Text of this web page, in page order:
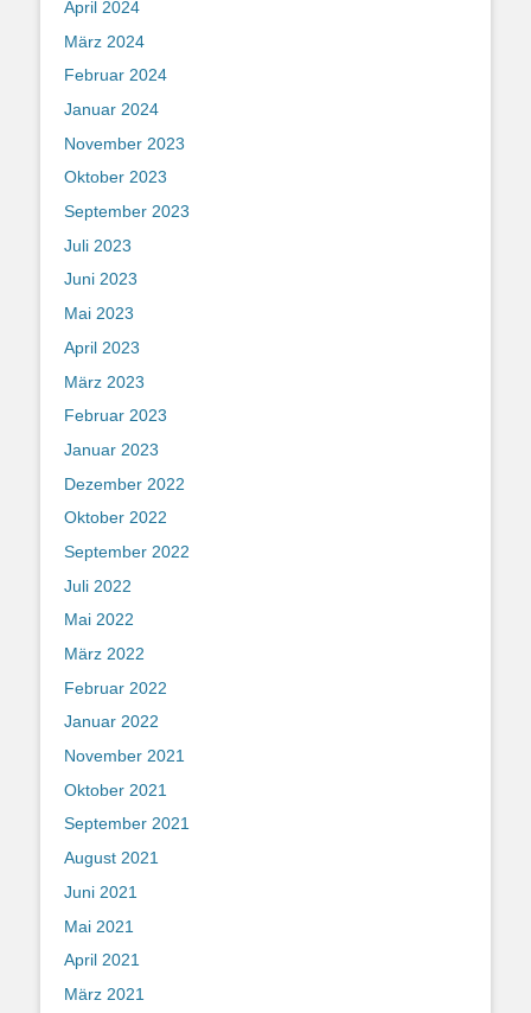
April 2024
März 2024
Februar 2024
Januar 2024
November 2023
Oktober 2023
September 2023
Juli 2023
Juni 2023
Mai 2023
April 2023
März 2023
Februar 2023
Januar 2023
Dezember 2022
Oktober 2022
September 2022
Juli 2022
Mai 2022
März 2022
Februar 2022
Januar 2022
November 2021
Oktober 2021
September 2021
August 2021
Juni 2021
Mai 2021
April 2021
März 2021